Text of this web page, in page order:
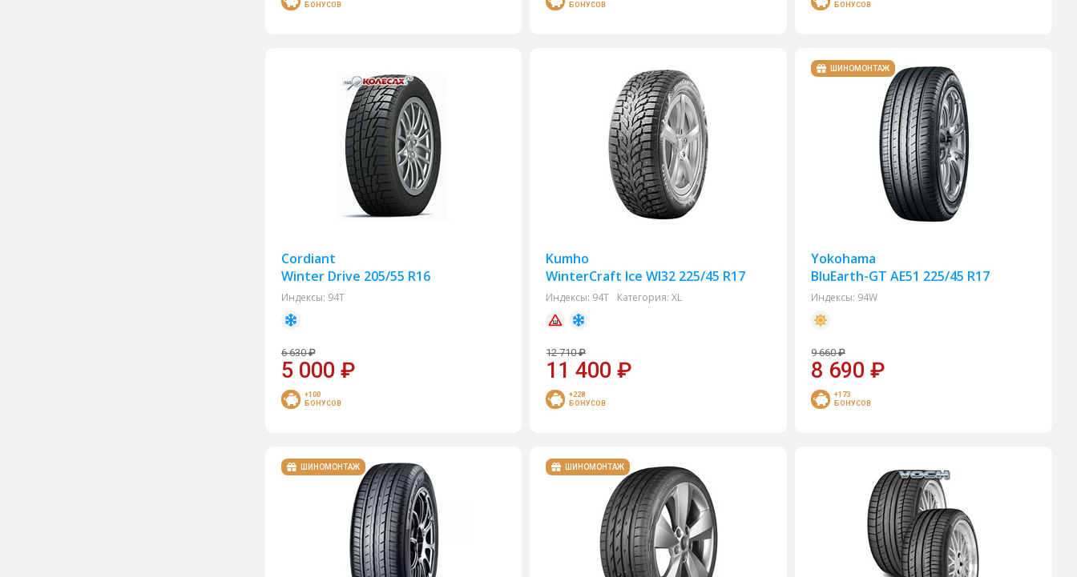
БОНУСОВ
БОНУСОВ
БОНУСОВ
Cordiant
Winter Drive 205/55 R16
Индексы: 94T
6 630 ₽
5 000 ₽
+100
БОНУСОВ
Kumho
WinterCraft Ice WI32 225/45 R17
Индексы: 94T Категория: XL
12 710 ₽
11 400₽
+228
БОНУСОВ
ШИНОМОНТАЖ
Yokohama
BluEarth-GT AE51 225/45 R17
Индексы: 94W
9 660 ₽
8 690₽
+173
БОНУСОВ
ШИНОМОНТАЖ ШИНОМОНТАЖ